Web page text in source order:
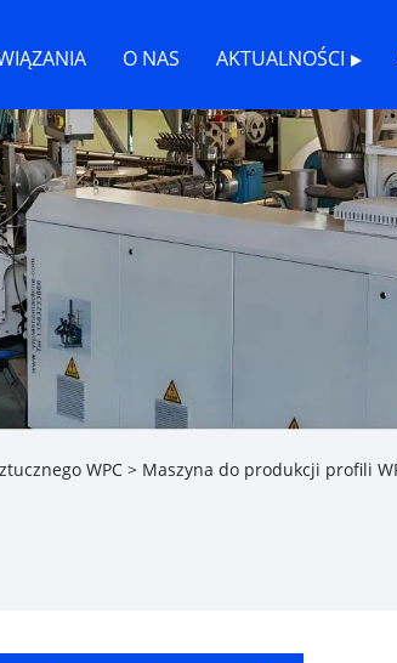
O NAS AKTUALNOŚCI
WPC > Maszyna do produkcji profili